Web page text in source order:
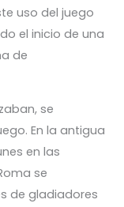
uso del juego
el inicio de una
de
se
En la antigua
en las
se
de gladiadores